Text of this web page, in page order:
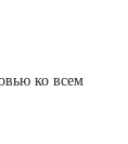
ко всем